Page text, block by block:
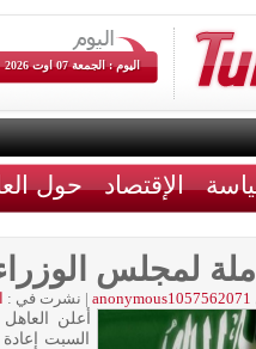
اليوم : الجمعة 07 اوت 2026
الإقتصاد حول
لمجلس
anonymous1057562071
| نشرت في :
أعلن
السبت